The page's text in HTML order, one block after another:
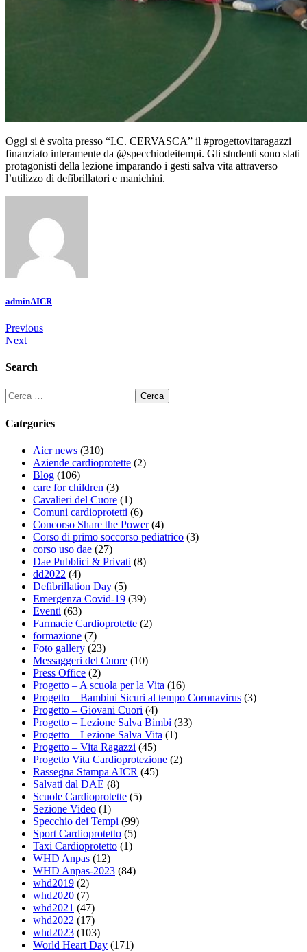
Oggi si è svolta presso “I.C. CERVASCA” il #progettovitaragazzi
finanziato interamente da @specchiodeitempi. Gli studenti sono stati
protagonisti della lezione imparando i gesti salva vita attraverso
l’utilizzo di defibrillatori e manichini.
adminAICR
Previous
Next
Search
Categories
Aicr news (310)
Aziende cardioprotette (2)
Blog (106)
care for children (3)
Cavalieri del Cuore (1)
Comuni cardioprotetti (6)
Concorso Share the Power(4)
Corso di primo soccorso pediatrico (3)
corso uso dae (27)
Dae Pubblici & Privati (8)
dd2022 (4)
Defibrillation Day (5)
Emergenza Covid-19 (39)
Eventi (63)
Farmacie Cardioprotette (2)
formazione (7)
Foto gallery (23)
Messaggeri del Cuore (10)
Press Office (2)
Progetto – A scuola per la Vita (16)
Progetto – Bambini Sicuri al tempo Coronavirus (3)
Progetto – Giovani Cuori (4)
Progetto – Lezione Salva Bimbi (33)
Progetto – Lezione Salva Vita (1)
Progetto – Vita Ragazzi (45)
Progetto Vita Cardioprotezione (2)
Rassegna Stampa AICR (45)
Salvati dal DAE (8)
Scuole Cardioprotette (5)
Sezione Video (1)
Specchio dei Tempi (99)
Sport Cardioprotetto (5)
Taxi Cardioprotetto (1)
WHD Anpas (12)
WHD Anpas-2023 (84)
whd2019 (2)
whd2020 (7)
whd2021 (47)
whd2022 (17)
whd2023 (103)
World Heart Day (171)